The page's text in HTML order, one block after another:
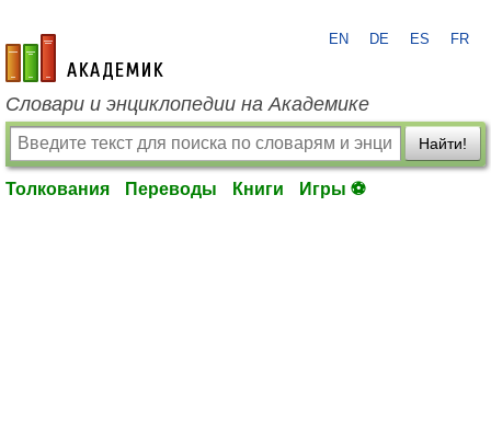
academic.ru
EN DE ES FR
Словари и энциклопедии на Академике
Найти!
Толкования Переводы Книги Игры ⚽